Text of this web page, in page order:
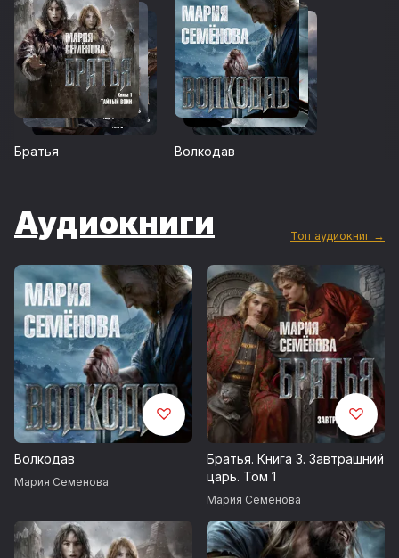
Братья Волкодав
Аудиокниги Топ аудиокниг →
Волкодав
Мария Семенова
Братья. Книга 3. Завтрашний
царь. Том 1
Мария Семенова